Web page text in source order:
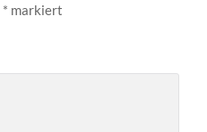
* markiert